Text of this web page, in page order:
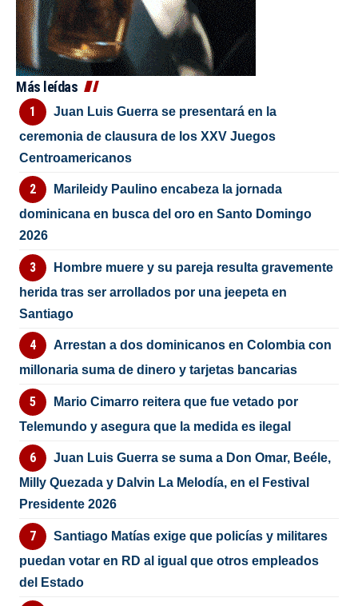
Más leídas
Juan Luis Guerra se presentará en la
ceremonia de clausura de los XXV Juegos
Centroamericanos
Marileidy Paulino encabeza la jornada
dominicana en busca del oro en Santo Domingo
2026
Hombre muere y su pareja resulta gravemente
herida tras ser arrollados por una jeepeta en
Santiago
Arrestan a dos dominicanos en Colombia con
millonaria suma de dinero y tarjetas bancarias
Mario Cimarro reitera que fue vetado por
Telemundo y asegura que la medida es ilegal
Juan Luis Guerra se suma a Don Omar, Beéle,
Milly Quezada y Dalvin La Melodía, en el Festival
Presidente 2026
Santiago Matías exige que policías y militares
puedan votar en RD al igual que otros empleados
del Estado